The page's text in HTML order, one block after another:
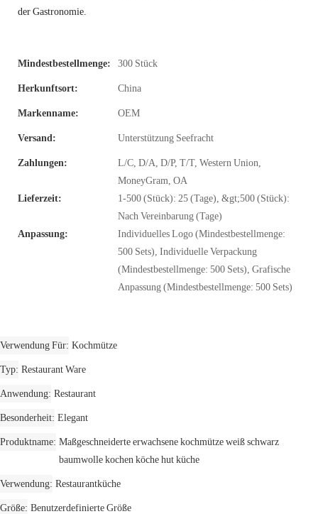
der Gastronomie.
Mindestbestellmenge: 300 Stück
Herkunftsort: China
Markenname: OEM
Versand: Unterstützung Seefracht
Zahlungen:
L/C, D/A, D/P, T/T, Western Union,
MoneyGram, OA
Lieferzeit:
1-500 (Stück): 25 (Tage), &gt;500 (Stück):
Nach Vereinbarung (Tage)
Anpassung:
Individuelles Logo (Mindestbestellmenge:
500 Sets), Individuelle Verpackung
(Mindestbestellmenge: 500 Sets), Grafische
Anpassung (Mindestbestellmenge: 500 Sets)
Verwendung Für Kochmütze
Typ Restaurant Ware
Anwendung Restaurant
Besonderheit Elegant
Produktname Maßgeschneiderte erwachsene kochmütze weiß schwarz
baumwolle kochen köche hut küche
Verwendung Restaurantküche
Größe Benutzerdefinierte Größe